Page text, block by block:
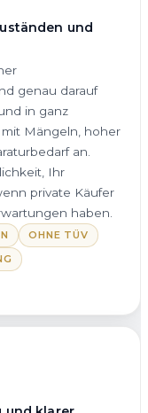
und
genau darauf
in ganz
Mängeln, hoher
an.
Ihr
private Käufer
haben.
OHNE TÜV